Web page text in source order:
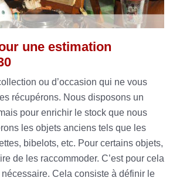
une estimation
ou d’occasion qui ne vous
récupérons. Nous disposons un
pour enrichir le stock que nous
les objets anciens tels que les
bibelots, etc. Pour certains objets,
de les raccommoder. C’est pour cela
nécessaire. Cela consiste à définir le